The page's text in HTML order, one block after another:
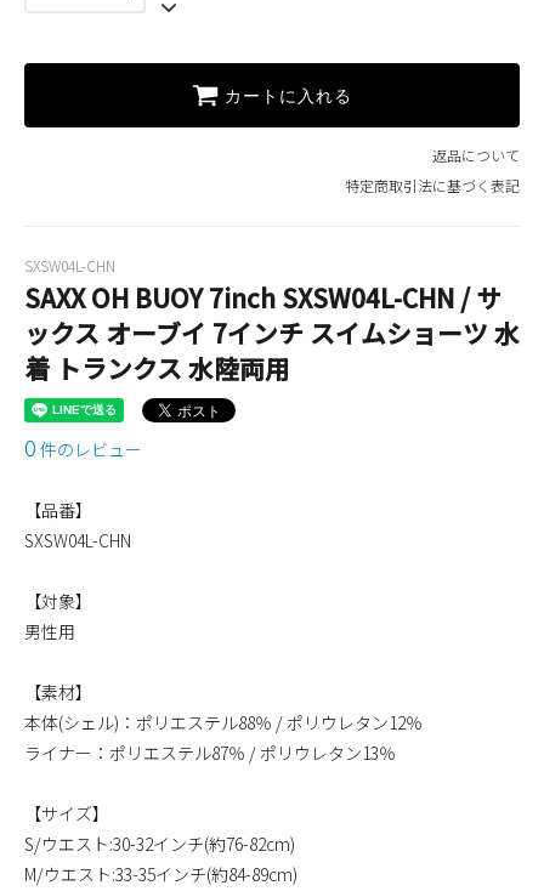
カートに入れる
返品について
特定商取引法に基づく表記
SXSW04L-CHN
SAXX OH BUOY 7inch SXSW04L-CHN / サ
ックス オーブイ 7インチ スイムショーツ 水
着 トランクス 水陸両用
0 件のレビュー
【品番】
SXSW04L-CHN
【対象】
男性用
【素材】
本体(シェル)：ポリエステル88％ / ポリウレタン12％
ライナー：ポリエステル87％ / ポリウレタン13％
【サイズ】
S/ウエスト:30-32インチ(約76-82cm)
M/ウエスト:33-35インチ(約84-89cm)